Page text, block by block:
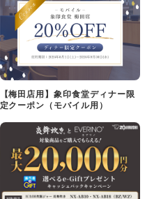
【梅田店用】象印食堂ディナー限
定クーポン（モバイル用）